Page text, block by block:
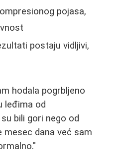
pojasa,
postaju vidljivi,
hodala pogrbljeno
leđima od
bili gori nego od
mesec dana već sam